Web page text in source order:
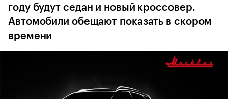
году будут седан и новый кроссовер.
Автомобили обещают показать в скором
времени